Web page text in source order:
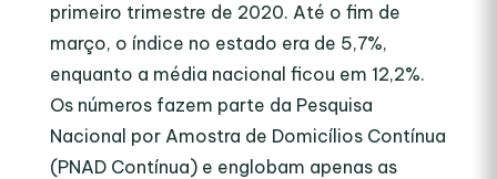
primeiro trimestre de 2020. Até o fim de
março, o índice no estado era de 5,7%,
enquanto a média nacional ficou em 12,2%.
Os números fazem parte da Pesquisa
Nacional por Amostra de Domicílios Contínua
(PNAD Contínua) e englobam apenas as